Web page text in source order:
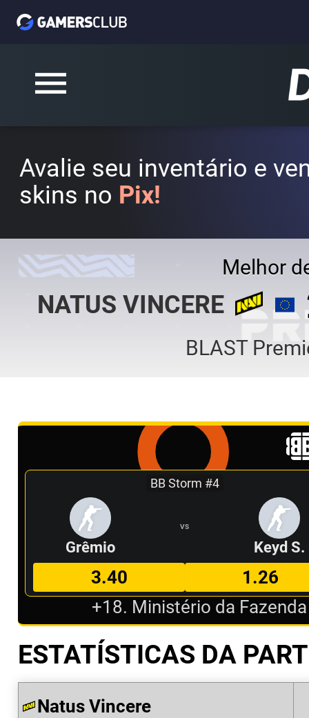
Avalie seu inventário e
skins no Pix!
Melhor
NATUS VINCERE
BLAST
BB Storm #4
Grêmio
VS
Keyd S.
3.40
1.26
+18. Ministério da
ESTATÍSTICAS DA
Natus Vincere